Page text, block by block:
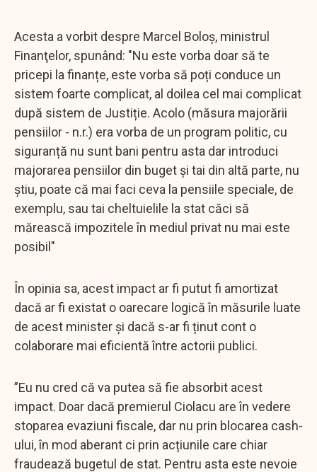
Acesta a vorbit despre Marcel Boloş, ministrul
Finanţelor, spunând: "Nu este vorba doar să te
pricepi la finanțe, este vorba să poți conduce un
sistem foarte complicat, al doilea cel mai complicat
după sistem de Justiție. Acolo (măsura majorării
pensiilor - n.r.) era vorba de un program politic, cu
siguranță nu sunt bani pentru asta dar introduci
majorarea pensiilor din buget și tai din altă parte, nu
știu, poate că mai faci ceva la pensiile speciale, de
exemplu, sau tai cheltuielile la stat căci să
mărească impozitele în mediul privat nu mai este
posibil"
În opinia sa, acest impact ar fi putut fi amortizat
dacă ar fi existat o oarecare logică în măsurile luate
de acest minister și dacă s-ar fi ținut cont o
colaborare mai eficientă între actorii publici.
”Eu nu cred că va putea să fie absorbit acest
impact. Doar dacă premierul Ciolacu are în vedere
stoparea evaziuni fiscale, dar nu prin blocarea cash-
ului, în mod aberant ci prin acțiunile care chiar
fraudează bugetul de stat. Pentru asta este nevoie